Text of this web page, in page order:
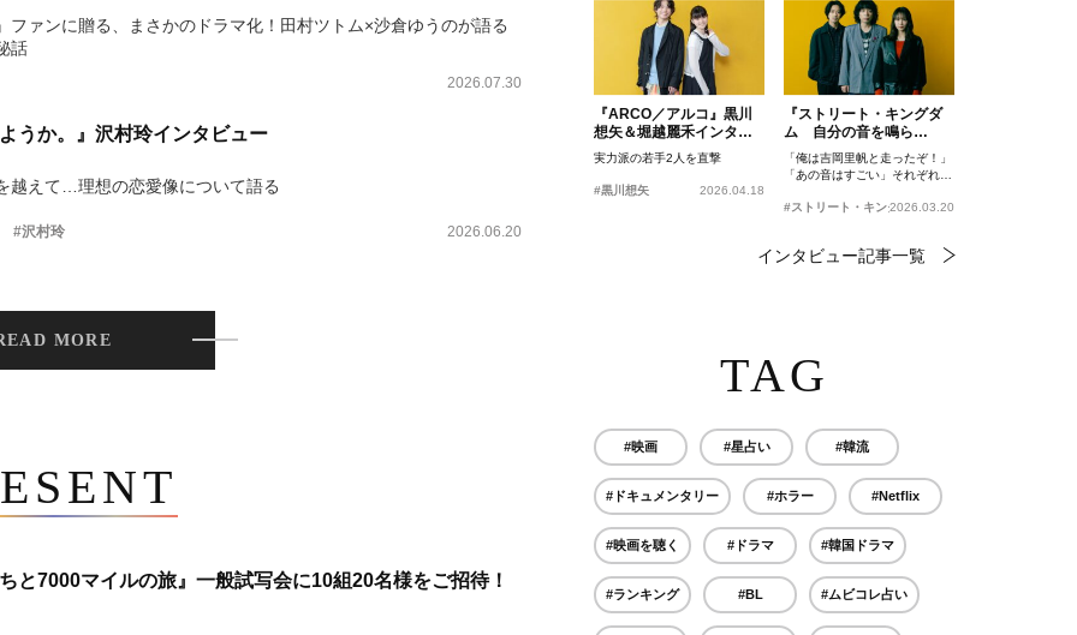
ファンに贈る、まさかのドラマ化！田村ツトム×沙倉ゆうのが語る
話
2026.07.30
うか。』沢村玲インタビュー
越えて…理想の恋愛像について語る
#沢村玲 2026.06.20
MORE
と7000マイルの旅』一般試写会に10組20名様をご招待！
『ARCO／アルコ』黒川
想矢＆堀越麗禾インタビ
ュー
実力派の若手2人を直撃
#黒川想矢 2026.04.18
『ストリート・キングダ
ム 自分の音を鳴ら
せ。』峯田和伸、若葉竜
也、吉岡里帆インタビュ
ー
「俺は吉岡里帆と走ったぞ！」
「あの音はすごい」それぞれの
#ストリート・キングダム 自分の音を鳴らせ。
2026.03.20
インタビュー記事一覧
TAG
#映画 #星占い #韓流
#ドキュメンタリー #ホラー #Netflix
#映画を聴く #ドラマ #韓国ドラマ
#ランキング #BL #ムビコレ占い